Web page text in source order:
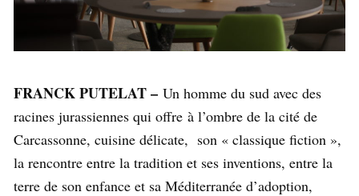
FRANCK PUTELAT – Un homme du sud avec des
racines jurassiennes qui offre à l’ombre de la cité de
Carcassonne, cuisine délicate, son « classique fiction »,
la rencontre entre la tradition et ses inventions, entre la
terre de son enfance et sa Méditerranée d’adoption,